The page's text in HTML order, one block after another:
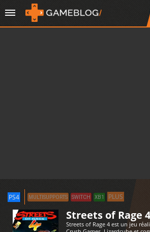
PS4 MULTISUPPORTS SWITCH XB1 PLUS
Streets of Rage
Streets of Rage 4 est un jeu